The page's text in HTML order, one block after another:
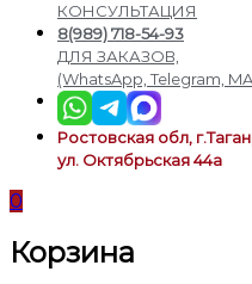
подсветки
КОНСУЛЬТАЦИЯ
8(989) 718-54-93
ДЛЯ ЗАКАЗОВ,
(WhatsApp, Telegram,
Ростовская обл,
ул. Октябрьская 44а
0
Корзина